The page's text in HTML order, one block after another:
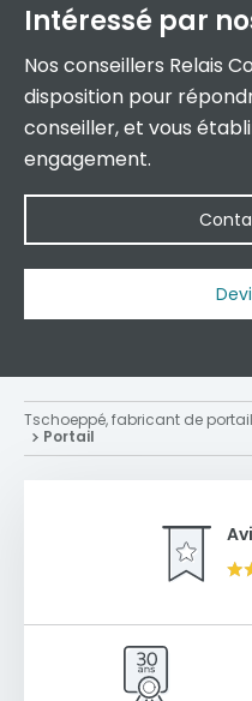
Intéressé par
Nos conseillers Relais
disposition pour
conseiller, et vous
engagement.
Tschoeppé, fabricant de
Portail